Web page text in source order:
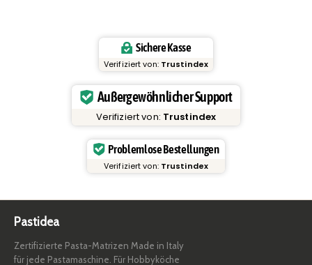
Sichere Kasse
Verifiziert von: Trustindex
Außergewöhnlicher Support
Verifiziert von: Trustindex
Problemlose Bestellungen
Verifiziert von: Trustindex
Pastidea
Zertifizierte Pasta-Matrizen Made in Italy
für jede Pastamaschine. Für Hobbyköche